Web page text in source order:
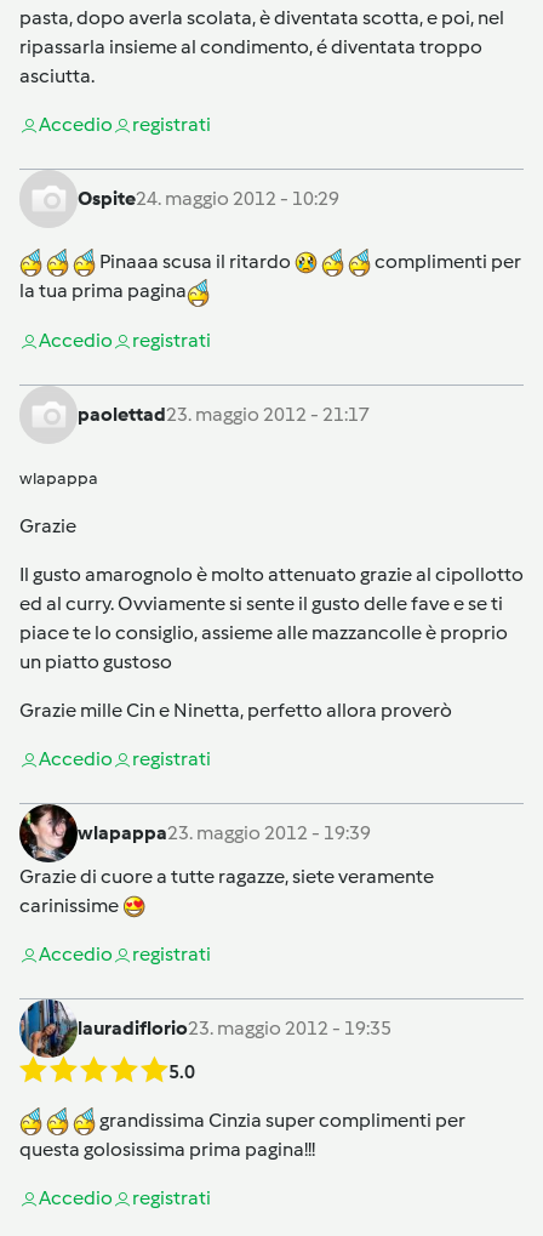
pasta, dopo averla scolata, è diventata scotta, e poi, nel
ripassarla insieme al condimento, é diventata troppo
asciutta.
Accedio registrati
Ospite24. maggio 2012 - 10:29
Pinaaa scusa il ritardo
complimenti per
la tua prima pagina
Accedio registrati
paolettad23. maggio 2012 - 21:17
wlapappa
Grazie
Il gusto amarognolo è molto attenuato grazie al cipollotto
ed al curry. Ovviamente si sente il gusto delle fave e se ti
piace te lo consiglio, assieme alle mazzancolle è proprio
un piatto gustoso
Grazie mille Cin e Ninetta, perfetto allora proverò
Accedio registrati
wlapappa23. maggio 2012 - 19:39
Grazie di cuore a tutte ragazze, siete veramente
carinissime
Accedio registrati
lauradiflorio23. maggio 2012 - 19:35
5.0
grandissima Cinzia super complimenti per
questa golosissima prima pagina!!!
Accedio registrati